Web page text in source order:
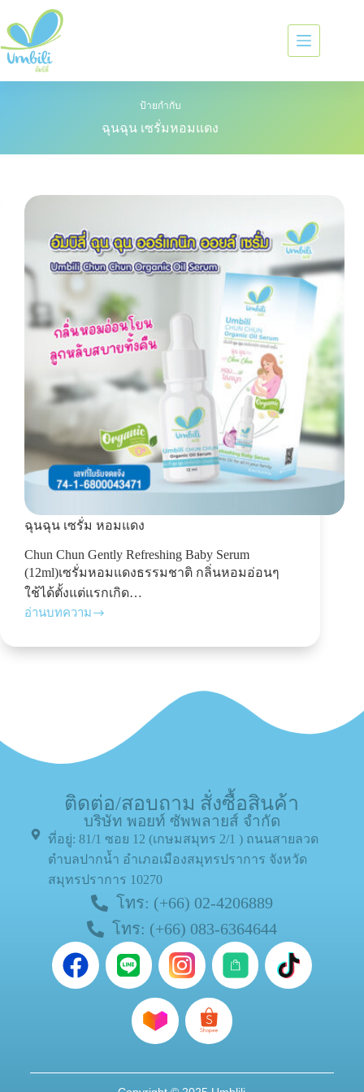
ป้ายกำกับ
ฉุนฉุน เซรั่มหอมแดง
ฉุนฉุน เซรั่ม หอมแดง
Chun Chun Gently Refreshing Baby Serum
(12ml)เซรั่มหอมแดงธรรมชาติ กลิ่นหอมอ่อนๆ
ใช้ได้ตั้งแต่แรกเกิด…
อ่านบทความ
ติดต่อ/สอบถาม สั่งซื้อสินค้า
บริษัท พอยท์ ซัพพลายส์ จำกัด
ที่อยู่: 81/1 ซอย 12 (เกษมสมุทร 2/1 ) ถนนสายลวด
ตำบลปากน้ำ อำเภอเมืองสมุทรปราการ จังหวัด
สมุทรปราการ 10270
โทร: (+66) 02-4206889
โทร: (+66) 083-6364644